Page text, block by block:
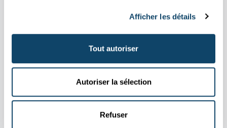
Afficher les détails
Tout autoriser
Autoriser la sélection
Refuser